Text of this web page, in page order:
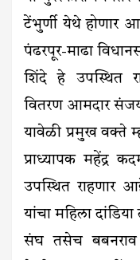
टेंभुर्णी येथे होणार
पंढरपूर-माढा
शिंदे हे उपस्थित
वितरण आमदार
यावेळी प्रमुख वक्ते
प्राध्यापक महेंद्र
उपस्थित राहणार
यांचा महिला
संघ तसेच बबनराव